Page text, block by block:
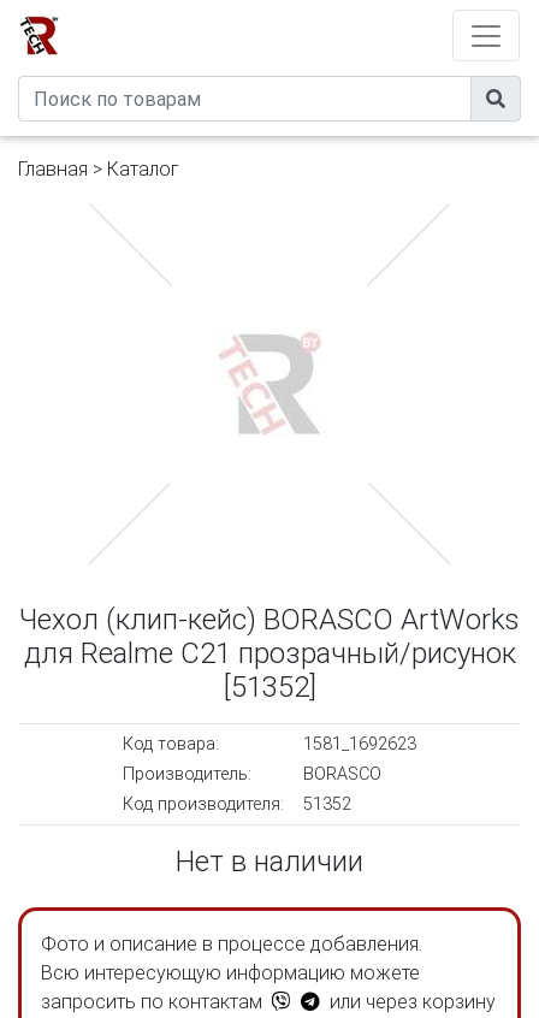
Главная > Каталог
Чехол (клип-кейс) BORASCO ArtWorks
для Realme C21 прозрачный/рисунок
[51352]
Код товара:
1581_1692623
Производитель:
BORASCO
Код производителя:
51352
Нет в наличии
Фото и описание в процессе добавления.
Всю интересующую информацию можете
запросить по контактам
или через корзину